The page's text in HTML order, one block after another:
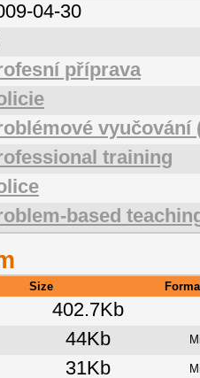
04-30
příprava
vyučování
training
based
Size
402.7Kb
44Kb
31Kb